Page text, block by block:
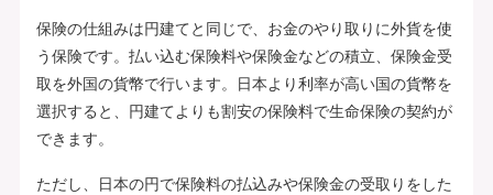
保険の仕組みは円建てと同じで、お金のやり取りに外貨を使
う保険です。払い込む保険料や保険金などの積立、保険金受
取を外国の貨幣で行います。日本より利率が高い国の貨幣を
選択すると、円建てよりも割安の保険料で生命保険の契約が
できます。
ただし、日本の円で保険料の払込みや保険金の受取りをした